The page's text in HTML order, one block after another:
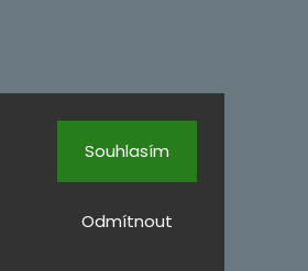
Odmítnout
Souhlasím